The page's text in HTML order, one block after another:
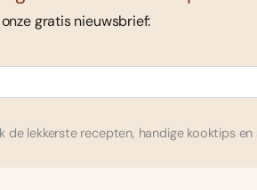
gratis nieuwsbrief:
de lekkerste recepten, handige kooktips en